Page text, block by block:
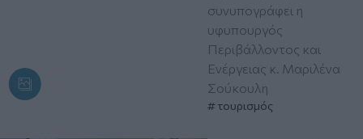
συνυπογράφει η
υφυπουργός
Περιβάλλοντος και
Ενέργειας κ. Μαριλένα
Σούκουλη
τουρισμός